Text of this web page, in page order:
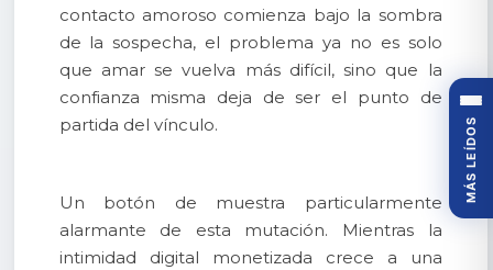
contacto amoroso comienza bajo la sombra
de la sospecha, el problema ya no es solo
que amar se vuelva más difícil, sino que la
confianza misma deja de ser el punto de
partida del vínculo.
Un botón de muestra particularmente
alarmante de esta mutación. Mientras la
intimidad digital monetizada crece a una
MÁS LEÍDOS